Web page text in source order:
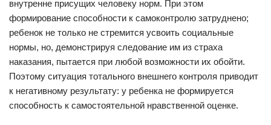
внутренне присущих человеку норм. При этом
формирование способности к самоконтролю затруднено;
ребенок не только не стремится усвоить социальные
нормы, но, демонстрируя следование им из страха
наказания, пытается при любой возможности их обойти.
Поэтому ситуация тотального внешнего контроля приводит
к негативному результату: у ребенка не формируется
способность к самостоятельной нравственной оценке.